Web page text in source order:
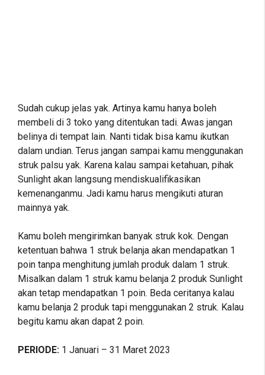
Sudah cukup jelas yak. Artinya kamu hanya boleh
membeli di 3 toko yang ditentukan tadi. Awas jangan
belinya di tempat lain. Nanti tidak bisa kamu ikutkan
dalam undian. Terus jangan sampai kamu menggunakan
struk palsu yak. Karena kalau sampai ketahuan, pihak
Sunlight akan langsung mendiskualifikasikan
kemenanganmu. Jadi kamu harus mengikuti aturan
mainnya yak.
Kamu boleh mengirimkan banyak struk kok. Dengan
ketentuan bahwa 1 struk belanja akan mendapatkan 1
poin tanpa menghitung jumlah produk dalam 1 struk.
Misalkan dalam 1 struk kamu belanja 2 produk Sunlight
akan tetap mendapatkan 1 poin. Beda ceritanya kalau
kamu belanja 2 produk tapi menggunakan 2 struk. Kalau
begitu kamu akan dapat 2 poin.
PERIODE: 1 Januari – 31 Maret 2023